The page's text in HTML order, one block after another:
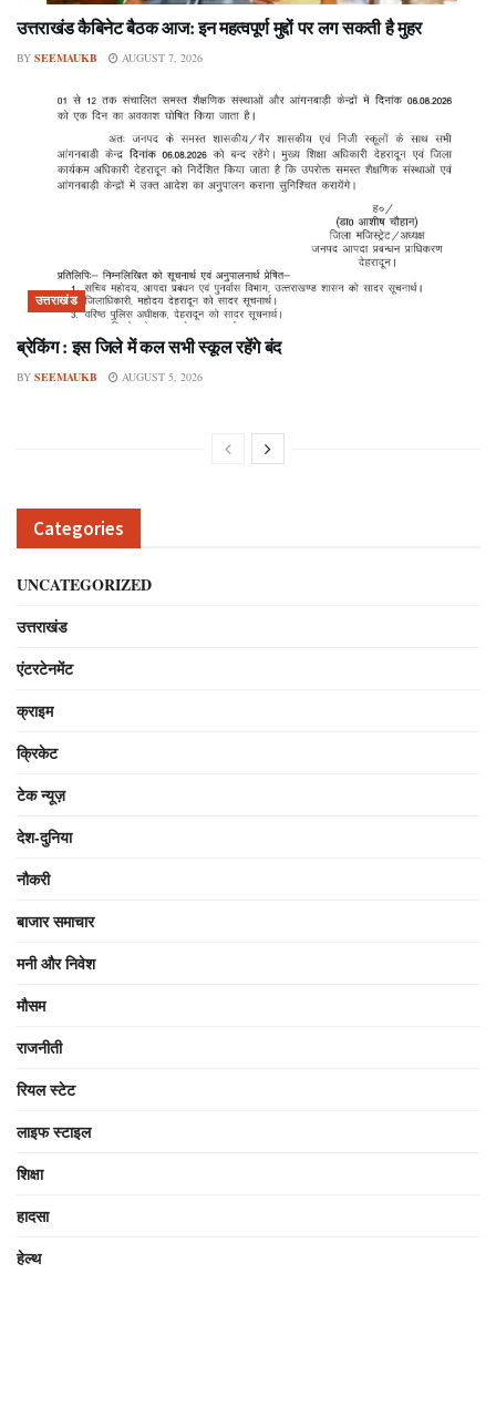
उत्तराखंड कैबिनेट बैठक आज: इन महत्वपूर्ण मुद्दों पर लग सकती है मुहर
BY SEEMAUKB AUGUST 7, 2026
उत्तराखंड
ब्रेकिंग : इस जिले में कल सभी स्कूल रहेंगे बंद
BY SEEMAUKB AUGUST 5, 2026
Categories
UNCATEGORIZED
उत्तराखंड
एंटरटेनमेंट
क्राइम
क्रिकेट
टेक न्यूज़
देश-दुनिया
नौकरी
बाजार समाचार
मनी और निवेश
मौसम
राजनीती
रियल स्टेट
लाइफ स्टाइल
शिक्षा
हादसा
हेल्थ